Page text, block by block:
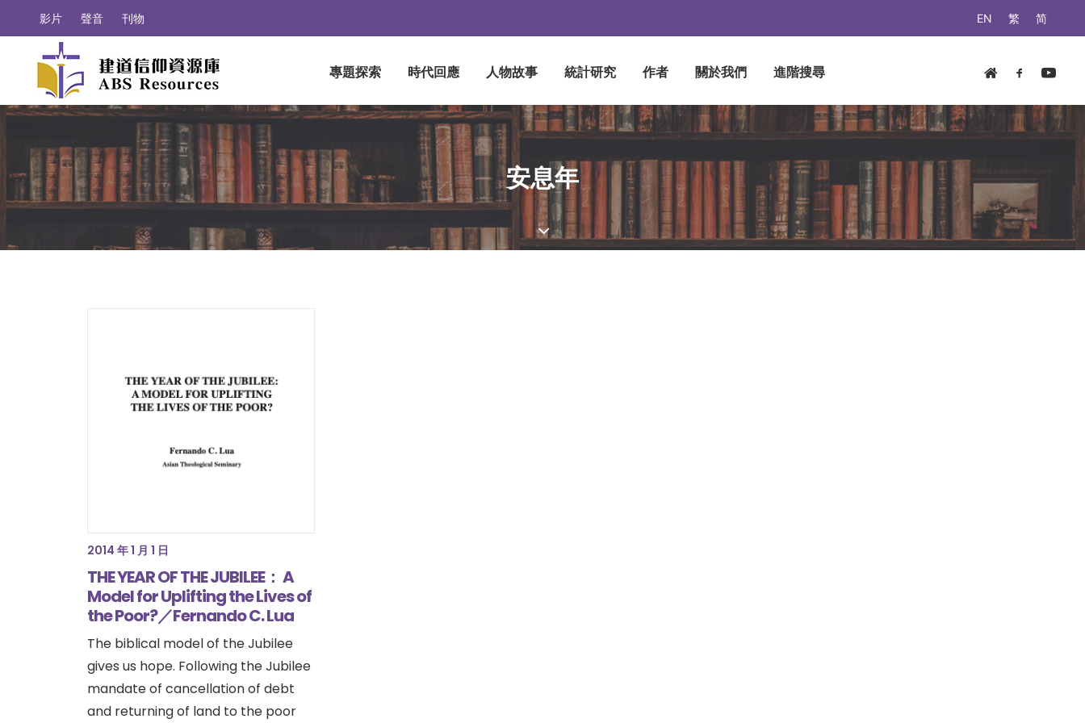
EN 繁 简
影片 聲音 刊物
專題探索 時代回應 人物故事 統計研究 作者 關於我們 進階搜尋
安息年
2014 年 1 月 1 日
THE YEAR OF THE JUBILEE： A
Model for Uplifting the Lives of
the Poor?／Fernando C. Lua
The biblical model of the Jubilee
gives us hope. Following the Jubilee
mandate of cancellation of debt
and returning of land to the poor